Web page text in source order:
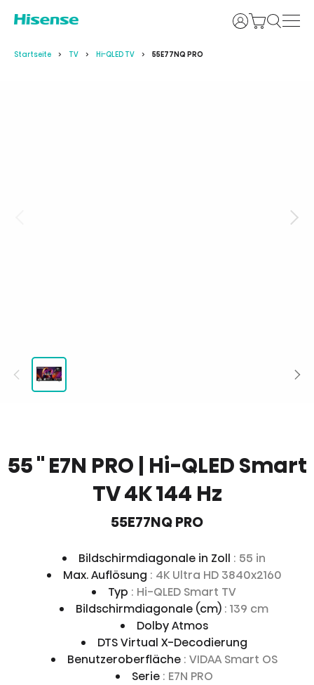
Anmelden
Startseite TV Hi-QLED TV 55E77NQ PRO
55 '' E7N PRO | Hi-QLED Smart
TV 4K 144 Hz
55E77NQ PRO
Bildschirmdiagonale in Zoll : 55 in
Max. Auflösung : 4K Ultra HD 3840x2160
Typ : Hi-QLED Smart TV
Bildschirmdiagonale (cm) : 139 cm
Dolby Atmos
DTS Virtual X-Decodierung
Benutzeroberfläche : VIDAA Smart OS
Serie : E7N PRO